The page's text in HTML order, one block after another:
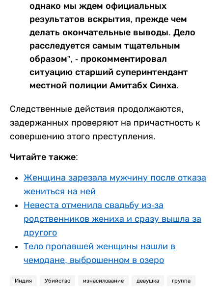
однако мы ждем официальных
результатов вскрытия, прежде чем
делать окончательные выводы. Дело
расследуется самым тщательным
образом”, - прокомментировал
ситуацию старший суперинтендант
местной полиции Амитабх Синха.
Следственные действия продолжаются,
задержанных проверяют на причастность к
совершению этого преступления.
Читайте также:
Женщина зарезала мужчину после отказа
жениться на ней
Невеста отменила свадьбу из-за
родственников жениха и сразу вышла за
другого
Тело пропавшей женщины нашли в
чемодане, выброшенном в озеро
Индия Убийство изнасилование девушка группа